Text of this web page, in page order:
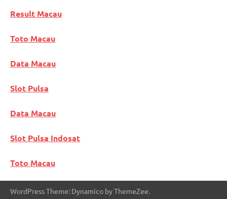
Result Macau
Toto Macau
Data Macau
Slot Pulsa
Data Macau
Slot Pulsa Indosat
Toto Macau
WordPress Theme: Dynamico by ThemeZee.